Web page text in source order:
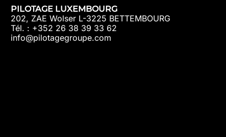
PILOTAGE LUXEMBOURG
202, ZAE Wolser L-3225 BETTEMBOURG
Tél. : +352 26 38 39 33 62
info@pilotagegroupe.com